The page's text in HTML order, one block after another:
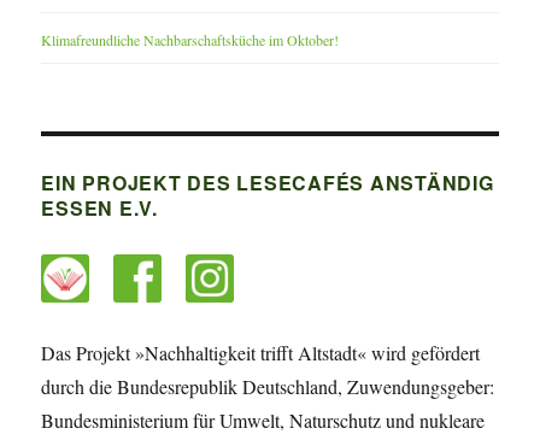
Klimafreundliche Nachbarschaftsküche im Oktober!
EIN PROJEKT DES LESECAFÉS ANSTÄNDIG
ESSEN E.V.
Das Projekt »Nachhaltigkeit trifft Altstadt« wird gefördert
durch die Bundesrepublik Deutschland, Zuwendungsgeber:
Bundesministerium für Umwelt, Naturschutz und nukleare